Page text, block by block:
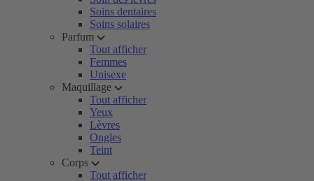
Soins dentaires
Soins solaires
Parfum
Tout afficher
Femmes
Unisexe
Maquillage
Tout afficher
Yeux
Lèvres
Ongles
Teint
Corps
Tout afficher